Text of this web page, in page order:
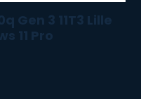
Gen 3 11T3 Lille
11 Pro